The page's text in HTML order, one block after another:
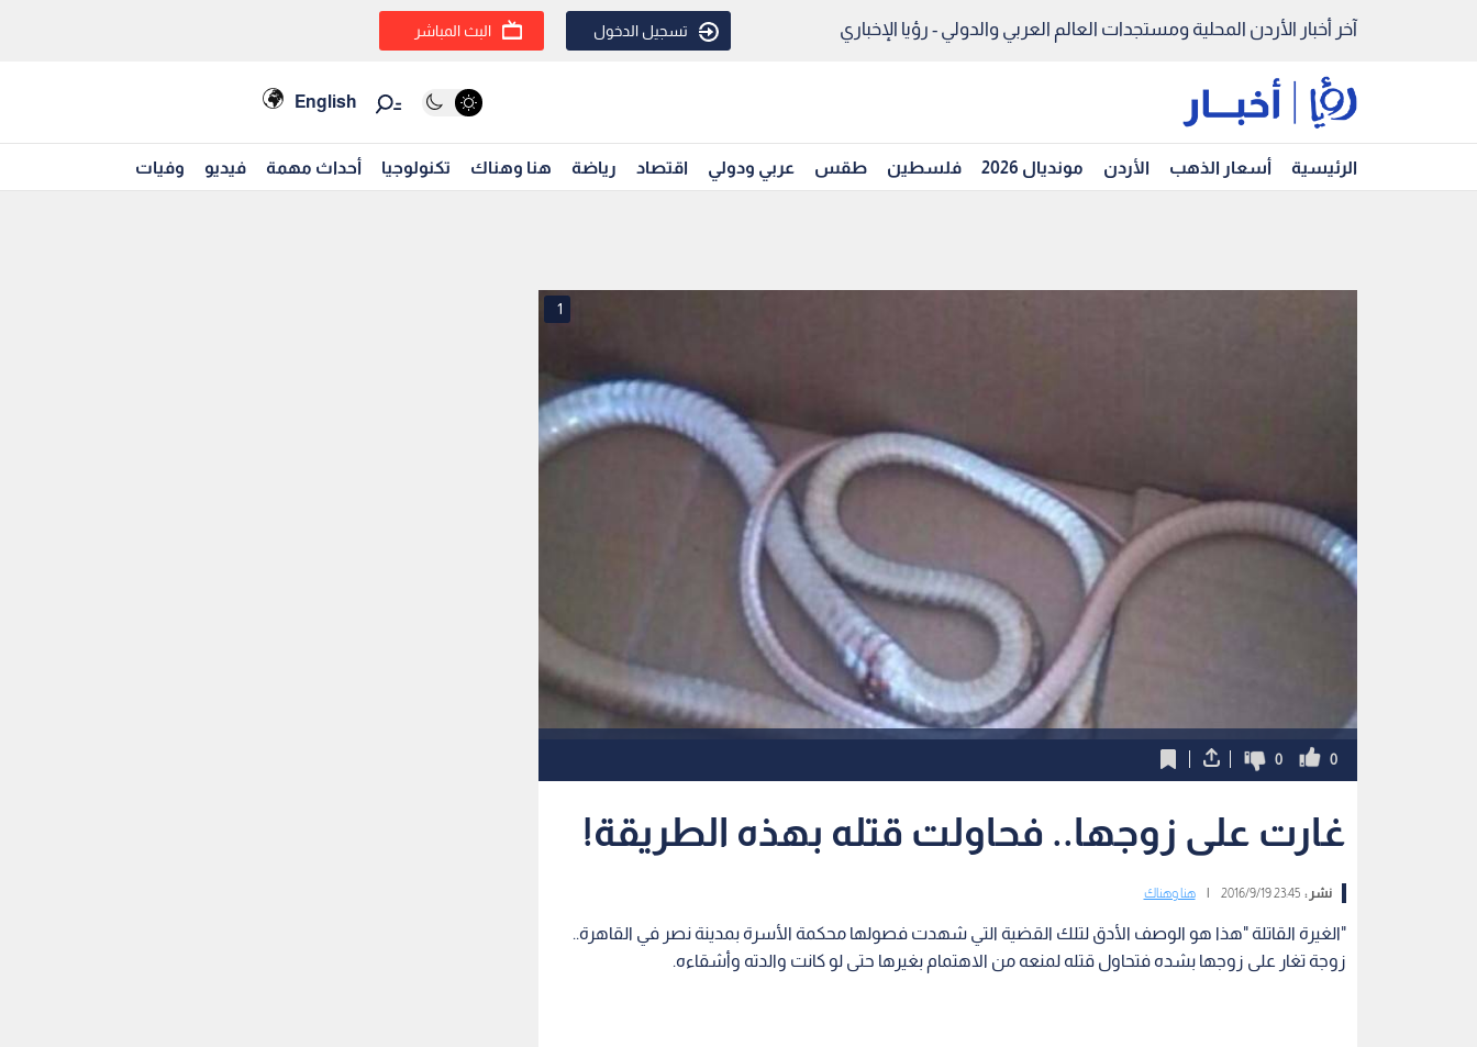
آخر أخبار الأردن المحلية ومستجدات العالم العربي والدولي - رؤيا الإخباري تسجيل الدخول البث المباشر
English
الرئيسية أسعار الذهب الأردن مونديال 2026 فلسطين طقس عربي ودولي اقتصاد رياضة هنا وهناك تكنولوجيا أحداث مهمة فيديو وفيات
1
0
0
غارت على زوجها.. فحاولت قتله بهذه الطريقة!
نشر :23:45 2016/9/19 هنا وهناك
"الغيرة القاتلة "هذا هو الوصف الأدق لتلك القضية التي شهدت فصولها محكمة الأسرة بمدينة نصر في القاهرة..
زوجة تغار على زوجها بشده فتحاول قتله لمنعه من الاهتمام بغيرها حتى لو كانت والدته وأشقاءه.